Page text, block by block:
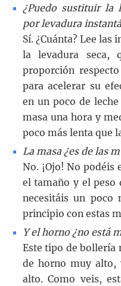
¿Puedo sustituir la
por levadura
Sí. ¿Cuánta? Lee las
la levadura seca,
proporción
para acelerar su
en un poco de
masa una hora y
poco más lenta que
La masa ¿es de las
No. ¡Ojo! No podéis
el tamaño y el peso
necesitáis un poco
principio con estas
Y el horno ¿no está
Este tipo de bollería
de horno muy alto,
alto. Como veis,